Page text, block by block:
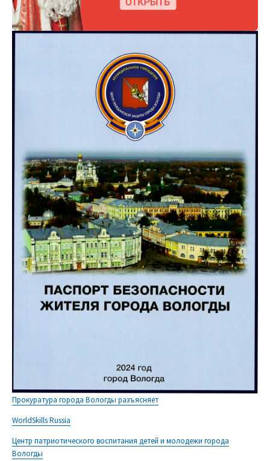
Прокуратура города Вологды разъясняет
WorldSkills Russia
Центр патриотического воспитания детей и молодежи города
Вологды